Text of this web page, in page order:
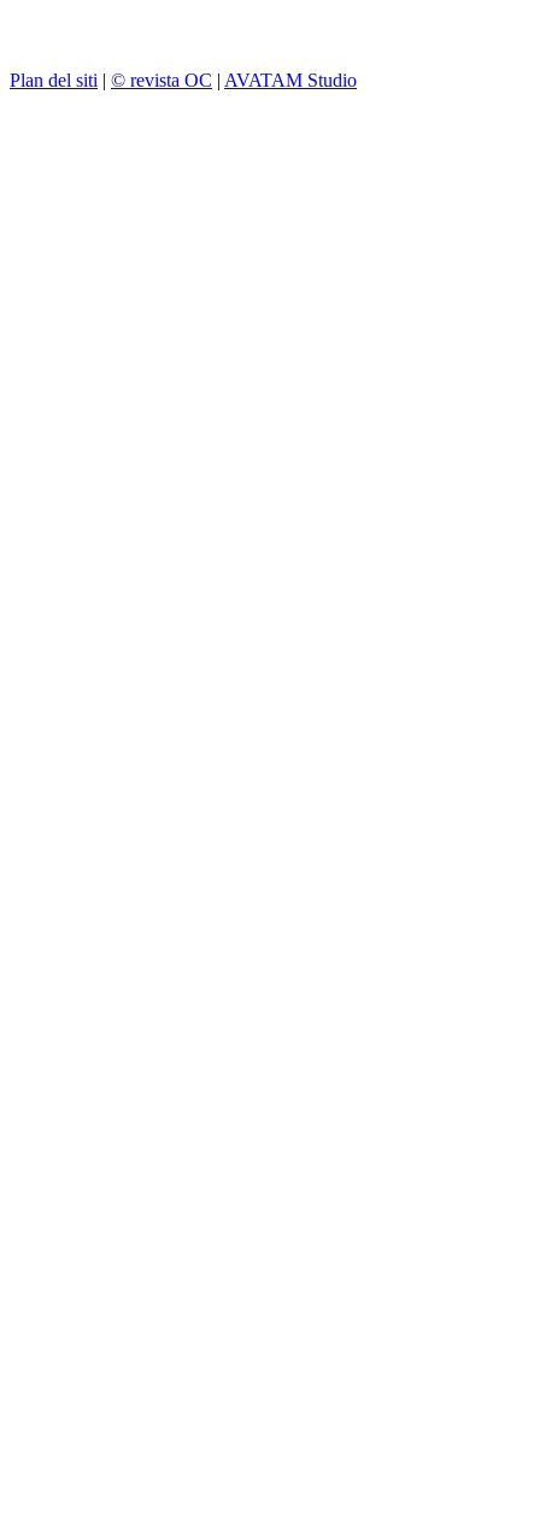
Plan del siti | © revista OC | AVATAM Studio